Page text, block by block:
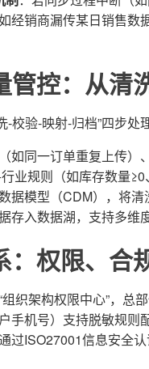
经销商漏传某日销售数
管控：从清
校验-映射-归档”四步处
如同一订单重复上传）
业规则（如库存数量
据模型（CDM），将清
存入数据湖，支持多维
：权限、合
组织架构权限中心”，总
手机号）支持脱敏规则
过ISO27001信息安全